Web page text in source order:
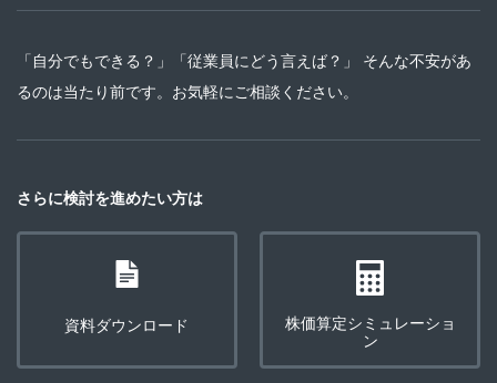
「自分でもできる？」「従業員にどう言えば？」 そんな不安があ
るのは当たり前です。お気軽にご相談ください。
さらに検討を進めたい方は
資料ダウンロード
株価算定シミュレーショ
ン